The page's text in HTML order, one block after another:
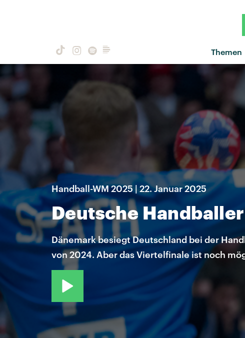
Themen
Handball-WM 2025 | 22. Januar 2025
Deutsche
Dänemark besiegt Deutschland bei der
von 2024. Aber das Viertelfinale ist noch